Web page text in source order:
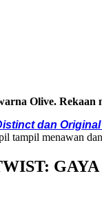
Olive. Rekaan
dan Original
tampil menawan